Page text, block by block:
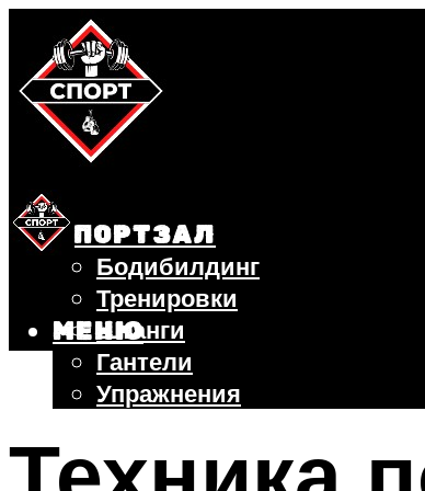
СПОРТЗАЛ
Бодибилдинг
Тренировки
Штанги
Гантели
Упражнения
БЕГ
МЕНЮ